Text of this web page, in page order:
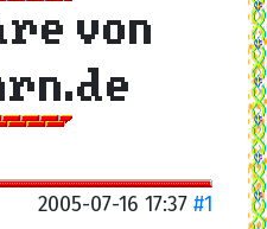
von
2005-07-16 17:37 #1